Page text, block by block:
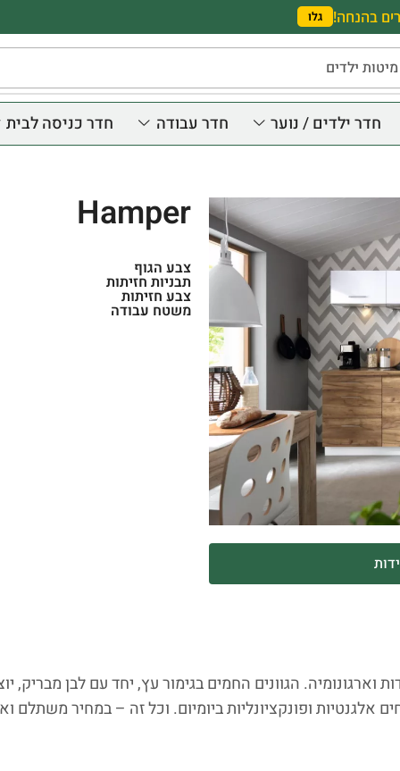
בהנחה! גלו
ילדים
חדר ילדים / נוער חדר עבודה חדר כניסה לבית
Hamper
צבע הגוף
תבניות חזיתות
צבע חזיתות
משטח עבודה
אלגנטיות ופונקציונליות ביומיום. וכל זה – במחיר משתלם